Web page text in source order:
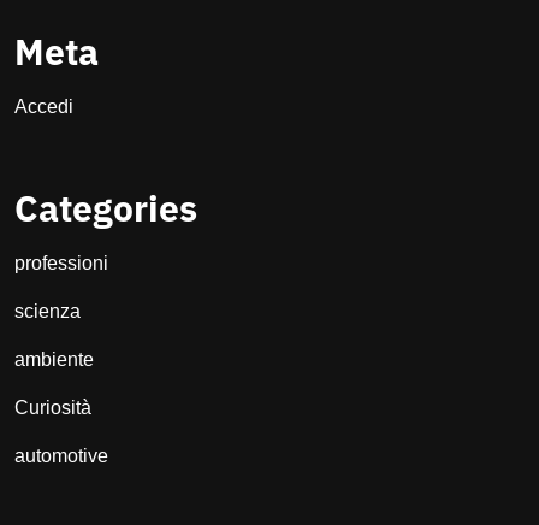
Meta
Accedi
Categories
professioni
scienza
ambiente
Curiosità
automotive